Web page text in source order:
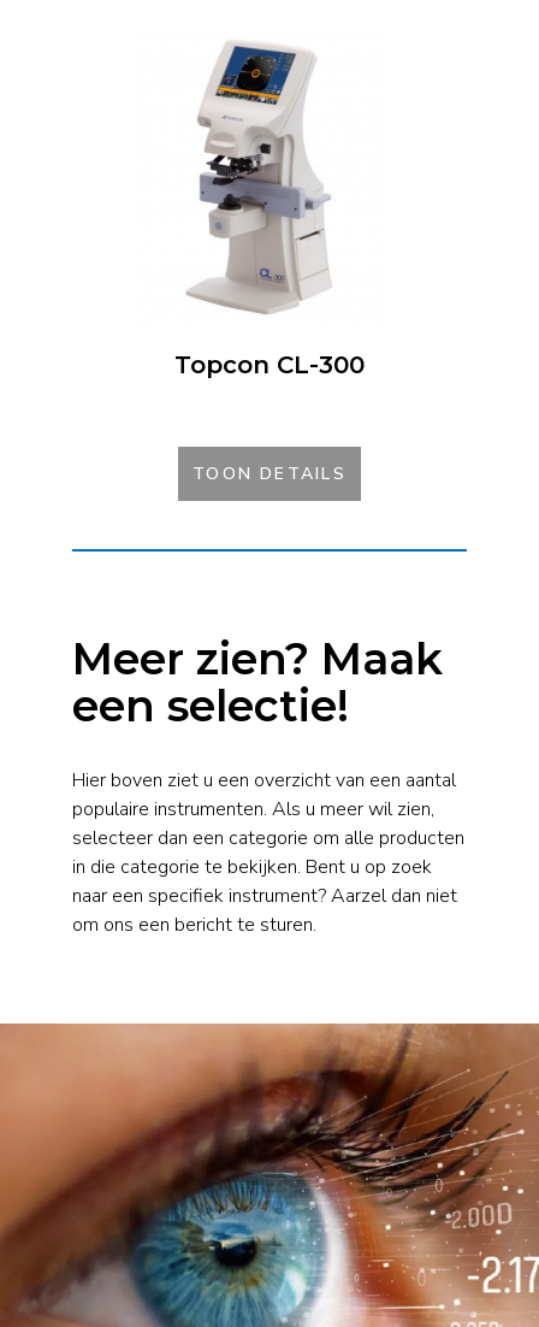
Topcon CL-300
TOON DETAILS
Meer zien? Maak
een selectie!
Hier boven ziet u een overzicht van een aantal
populaire instrumenten. Als u meer wil zien,
selecteer dan een categorie om alle producten
in die categorie te bekijken. Bent u op zoek
naar een specifiek instrument? Aarzel dan niet
om ons een bericht te sturen.